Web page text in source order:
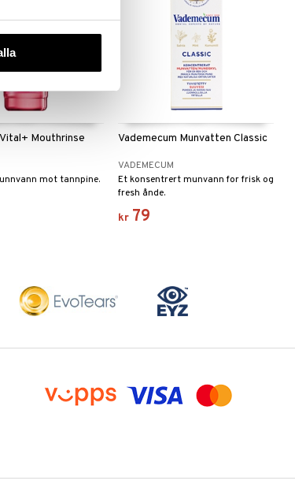
Mouthrinse
mot tannpine.
Vademecum Munvatten Classic
VADEMECUM
Et konsentrert munvann for frisk og
fresh ånde.
kr 79